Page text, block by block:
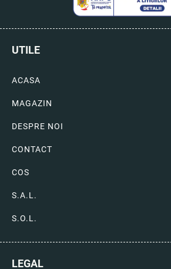
UTILE
ACASA
MAGAZIN
DESPRE NOI
CONTACT
COS
S.A.L.
S.O.L.
LEGAL